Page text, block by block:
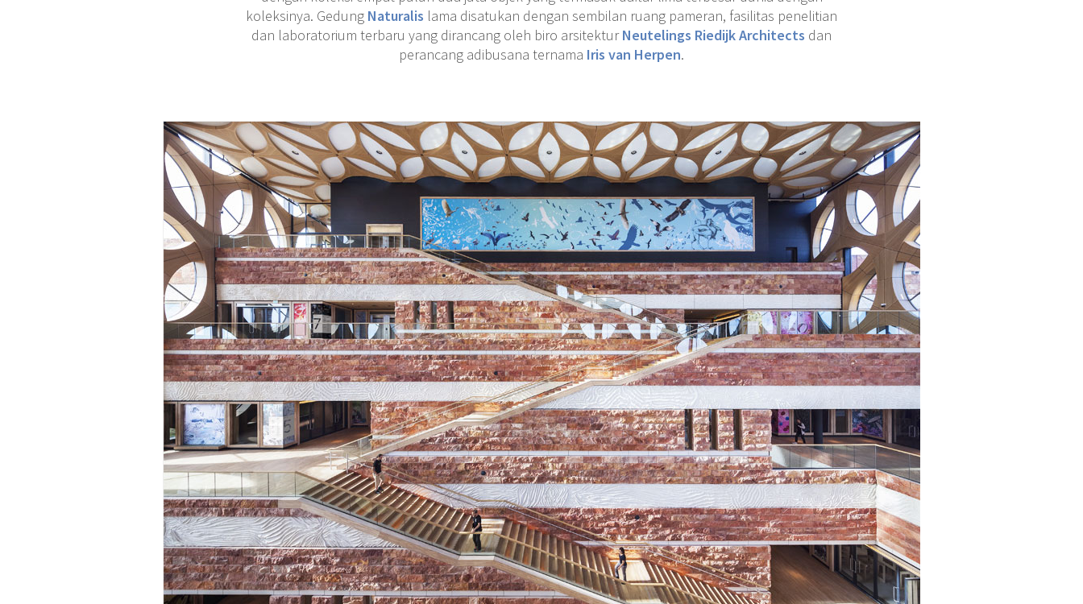
koleksinya. Gedung Naturalis lama disatukan dengan sembilan ruang pameran, fasilitas penelitian
dan laboratorium terbaru yang dirancang oleh biro arsitekturNeutelings Riedijk Architects dan
perancang adibusana ternama Iris van Herpen.